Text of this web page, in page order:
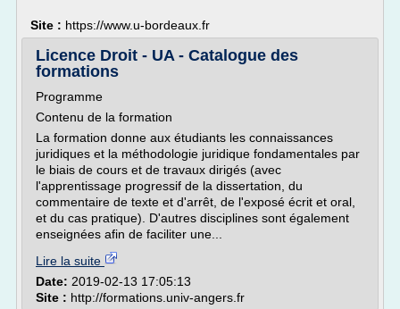
Site : https://www.u-bordeaux.fr
Licence Droit - UA - Catalogue des
formations
Programme
Contenu de la formation
La formation donne aux étudiants les connaissances
juridiques et la méthodologie juridique fondamentales par
le biais de cours et de travaux dirigés (avec
l'apprentissage progressif de la dissertation, du
commentaire de texte et d'arrêt, de l'exposé écrit et oral,
et du cas pratique). D'autres disciplines sont également
enseignées afin de faciliter une...
Lire la suite
Date: 2019-02-13 17:05:13
Site : http://formations.univ-angers.fr